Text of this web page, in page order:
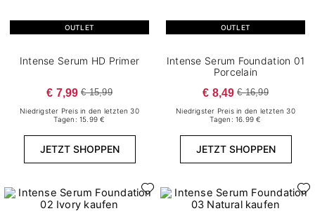
OUTLET
Intense Serum HD Primer
€ 7,99 € 15,99
Niedrigster Preis in den letzten 30
Tagen: 15.99 €
JETZT SHOPPEN
OUTLET
Intense Serum Foundation 01
Porcelain
€ 8,49 € 16,99
Niedrigster Preis in den letzten 30
Tagen: 16.99 €
JETZT SHOPPEN